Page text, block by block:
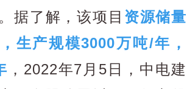
。据了解，该项目 资源储量
生产规模3000万吨/年，
，2022年7月5日，中电建